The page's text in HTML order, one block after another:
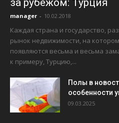
manager - 10.02.2018
Каждая страна и государство,
рынок недвижимости, на
появляются весьма и весьма
к примеру, Турцию,...
Полы в
особенности
09.03.2025